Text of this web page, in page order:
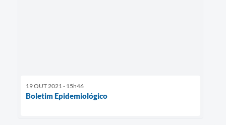
19 OUT 2021 - 15h46
Boletim Epidemiológico